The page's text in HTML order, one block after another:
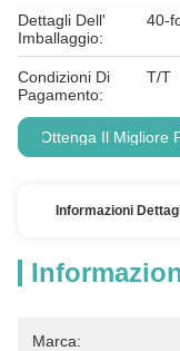
Dettagli Dell'
Imballaggio:
40-
Condizioni Di
Pagamento:
T/T
Ottenga Il Migliore
Informazioni
Marca: